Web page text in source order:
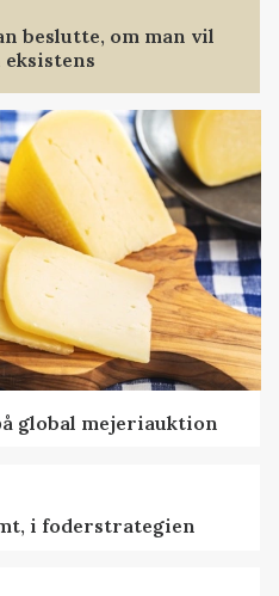
beslutte, om man vil
global mejeriauktion
i foderstrategien